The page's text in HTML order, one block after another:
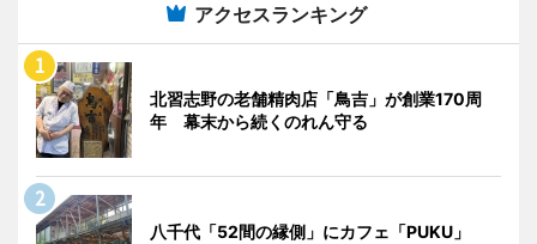
アクセスランキング
北習志野の老舗精肉店「鳥吉」が創業170周
年 幕末から続くのれん守る
八千代「52間の縁側」にカフェ「PUKU」